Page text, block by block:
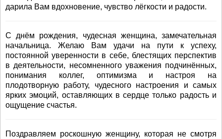
дарила Вам вдохновение, чувство лёгкости и радости.
С днём рождения, чудесная женщина, замечательная
начальница. Желаю Вам удачи на пути к успеху,
постоянной уверенности в себе, блестящих перспектив
в деятельности, несомненного уважения подчинённых,
понимания коллег, оптимизма и настроя на
плодотворную работу, чудесного настроения и самых
ярких эмоций, оставляющих в сердце только радость и
ощущение счастья.
Поздравляем роскошную женщину, которая не смотря